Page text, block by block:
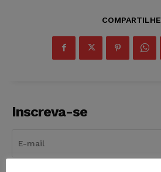
COMPARTILHE
Inscreva-se